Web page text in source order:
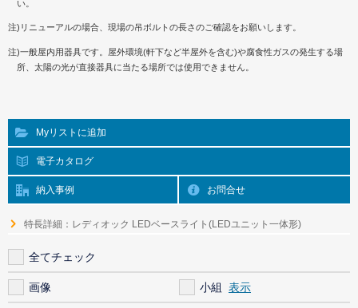
い。
注)リニューアルの場合、現場の吊ボルトの長さのご確認をお願いします。
注)一般屋内用器具です。屋外環境(軒下など半屋外を含む)や腐食性ガスの発生する場
所、太陽の光が直接器具に当たる場所では使用できません。
Myリストに追加
電子カタログ
納入事例 お問合せ
特長詳細：レディオック LEDベースライト(LEDユニット一体形)
全てチェック
画像 小組